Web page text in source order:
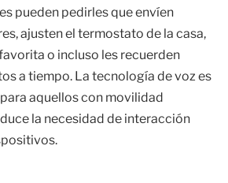
pueden pedirles que envíen
ajusten el termostato de la casa,
o incluso les recuerden
a tiempo. La tecnología de voz es
aquellos con movilidad
la necesidad de interacción